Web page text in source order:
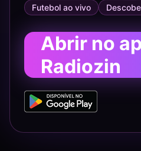
Futebol ao vivo
Abrir no
Radiozin